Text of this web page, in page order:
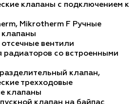
клапаны с подключением к
Mikrotherm F Ручные
вентили
радиаторов со встроенными
клапан,
трехходовые
клапаны